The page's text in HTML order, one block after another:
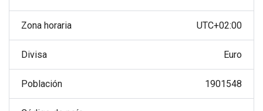
Zona horaria UTC+02:00
Divisa Euro
Población 1901548